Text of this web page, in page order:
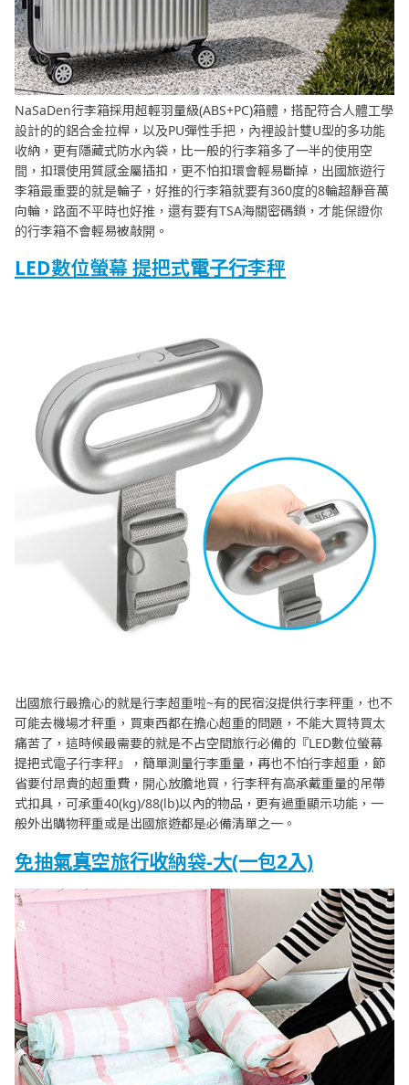
NaSaDen行李箱採用超輕羽量級(ABS+PC)箱體，搭配符合人體工學
設計的的鋁合金拉桿，以及PU彈性手把，內裡設計雙U型的多功能
收納，更有隱藏式防水內袋，比一般的行李箱多了一半的使用空
間，扣環使用質感金屬插扣，更不怕扣環會輕易斷掉，出國旅遊行
李箱最重要的就是輪子，好推的行李箱就要有360度的8輪超靜音萬
向輪，路面不平時也好推，還有要有TSA海關密碼鎖，才能保證你
的行李箱不會輕易被敲開。
LED數位螢幕 提把式電子行李秤
出國旅行最擔心的就是行李超重啦~有的民宿沒提供行李秤重，也不
可能去機場才秤重，買東西都在擔心超重的問題，不能大買特買太
痛苦了，這時候最需要的就是不占空間旅行必備的『LED數位螢幕
提把式電子行李秤』，簡單測量行李重量，再也不怕行李超重，節
省要付昂貴的超重費，開心放膽地買，行李秤有高承戴重量的吊帶
式扣具，可承重40(kg)/88(lb)以內的物品，更有過重顯示功能，一
般外出購物秤重或是出國旅遊都是必備清單之一。
免抽氣真空旅行收納袋-大(一包2入)